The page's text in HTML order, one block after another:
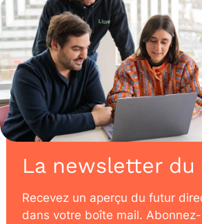
La newsletter
Recevez un aperçu du futur
dans votre boîte mail.